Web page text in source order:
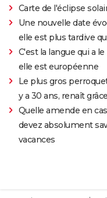
Carte de l'éclipse
Une nouvelle date
elle est plus tardive
C'est la langue qui a
elle est européenne
Le plus gros
y a 30 ans, renaît
Quelle amende en
devez absolument
vacances